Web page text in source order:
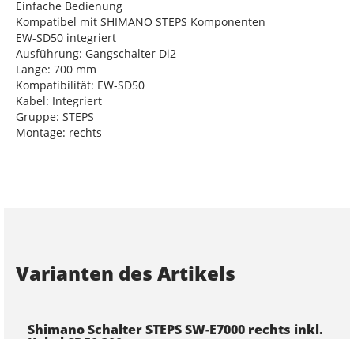
Einfache Bedienung
Kompatibel mit SHIMANO STEPS Komponenten
EW-SD50 integriert
Ausführung: Gangschalter Di2
Länge: 700 mm
Kompatibilität: EW-SD50
Kabel: Integriert
Gruppe: STEPS
Montage: rechts
Varianten des Artikels
Shimano Schalter STEPS SW-E7000 rechts inkl.